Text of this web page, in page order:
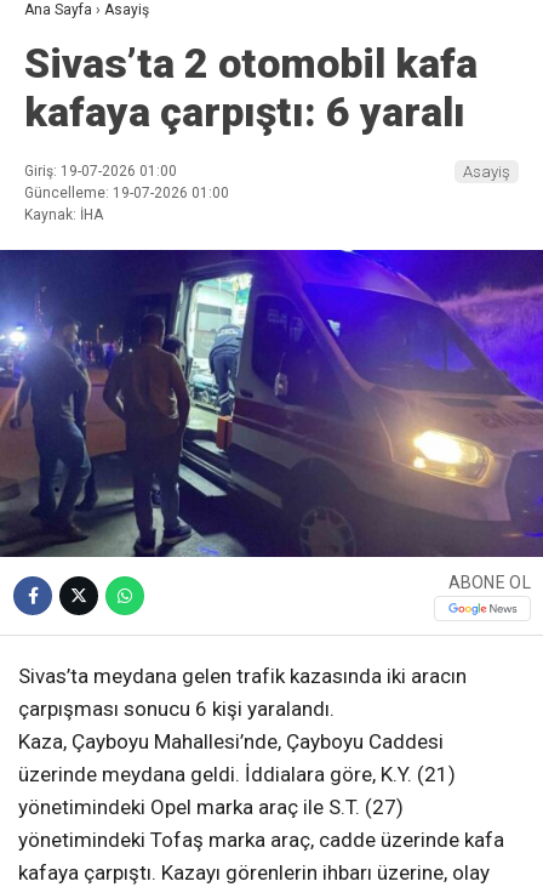
Ana Sayfa › Asayiş
Sivas’ta 2 otomobil kafa
kafaya çarpıştı: 6 yaralı
Giriş: 19-07-2026 01:00
Güncelleme: 19-07-2026 01:00
Kaynak: İHA
Asayiş
ABONE OL
Sivas’ta meydana gelen trafik kazasında iki aracın
çarpışması sonucu 6 kişi yaralandı.
Kaza, Çayboyu Mahallesi’nde, Çayboyu Caddesi
üzerinde meydana geldi. İddialara göre, K.Y. (21)
yönetimindeki Opel marka araç ile S.T. (27)
yönetimindeki Tofaş marka araç, cadde üzerinde kafa
kafaya çarpıştı. Kazayı görenlerin ihbarı üzerine, olay